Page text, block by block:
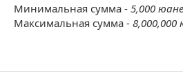
Минимальная сумма - 5,000
Максимальная сумма - 8,000,000